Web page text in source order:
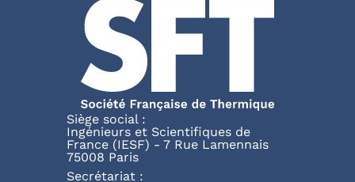
Siège social :
Ingénieurs et Scientifiques de
France (IESF) - 7 Rue Lamennais
75008 Paris
Secrétariat :